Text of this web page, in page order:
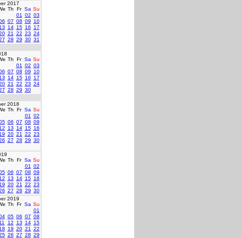
2017
Th Fr Sa Su
01
02 03
07 08 09
10
13 14 15 16
17
21 22 23 24
28 29 30 31
Th Fr Sa Su
01
02 03
07 08 09
10
13 14 15 16
17
21 22 23 24
28 29 30
2018
Th Fr Sa Su
01
02
06 07 08 09
12 13 14 15 16
19 20 21 22 23
27 28 29 30
Th Fr Sa Su
01
02
06 07 08 09
12 13 14 15 16
19 20 21 22 23
27 28 29 30
2019
Th Fr Sa Su
01
05 06 07 08
11 12 13 14 15
18 19 20 21
22
26 27 28 29